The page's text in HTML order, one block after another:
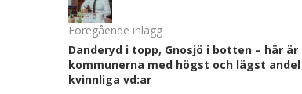
Föregående inlägg
Danderyd i topp, Gnosjö i botten – här är
kommunerna med högst och lägst andel
kvinnliga vd:ar